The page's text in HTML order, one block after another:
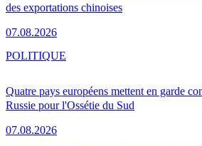
des exportations chinoises
07.08.2026
Quatre pays européens mettent en garde
Russie pour l'Ossétie du Sud
07.08.2026
POLITIQUE